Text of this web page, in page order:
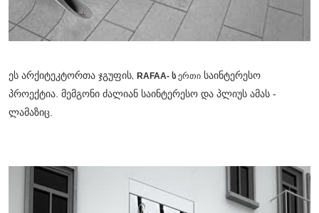
ეს არქიტეკტორთა ჯგუფის, RAFAA- სერთისაინტერესო
პროექტია. მემგონი ძალიან საინტერესო და პლიუს ამას -
ლამაზიც.